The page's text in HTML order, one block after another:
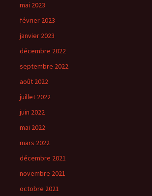
mai 2023
février 2023
janvier 2023
décembre 2022
septembre 2022
août 2022
juillet 2022
juin 2022
mai 2022
mars 2022
décembre 2021
novembre 2021
octobre 2021